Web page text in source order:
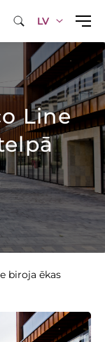
LV
Line
biroja ēkas